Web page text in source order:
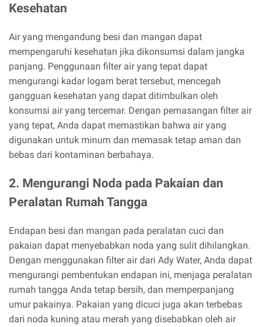
Kesehatan
Air yang mengandung besi dan mangan dapat
mempengaruhi kesehatan jika dikonsumsi dalam jangka
panjang. Penggunaan filter air yang tepat dapat
mengurangi kadar logam berat tersebut, mencegah
gangguan kesehatan yang dapat ditimbulkan oleh
konsumsi air yang tercemar. Dengan pemasangan filter air
yang tepat, Anda dapat memastikan bahwa air yang
digunakan untuk minum dan memasak tetap aman dan
bebas dari kontaminan berbahaya.
2. Mengurangi Noda pada Pakaian dan
Peralatan Rumah Tangga
Endapan besi dan mangan pada peralatan cuci dan
pakaian dapat menyebabkan noda yang sulit dihilangkan.
Dengan menggunakan filter air dari Ady Water, Anda dapat
mengurangi pembentukan endapan ini, menjaga peralatan
rumah tangga Anda tetap bersih, dan memperpanjang
umur pakainya. Pakaian yang dicuci juga akan terbebas
dari noda kuning atau merah yang disebabkan oleh air